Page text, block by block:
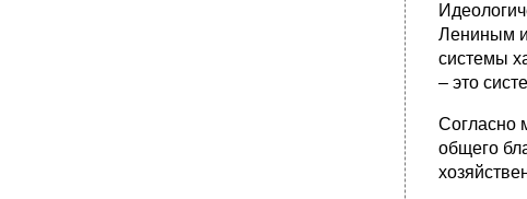
Лениным
системы
– это
Согласно
общего